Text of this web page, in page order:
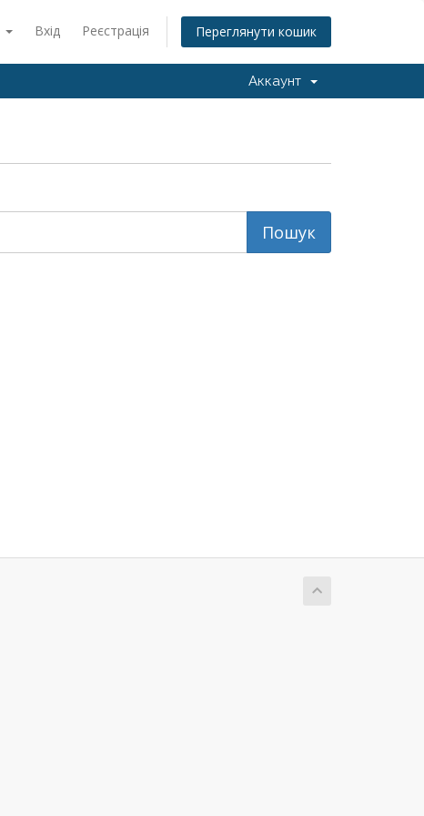
Вхід Реєстрація Переглянути кошик
Аккаунт